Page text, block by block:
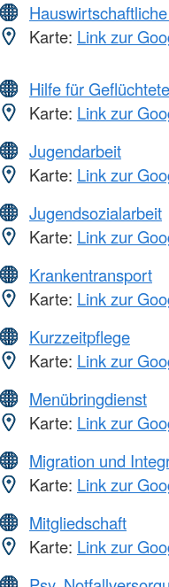
Karte: Link zur
Hilfe für Geflüchtete
Karte: Link zur
Jugendarbeit
Karte: Link zur
Jugendsozialarbeit
Karte: Link zur
Krankentransport
Karte: Link zur
Kurzzeitpflege
Karte: Link zur
Menübringdienst
Karte: Link zur
Migration und
Karte: Link zur
Mitgliedschaft
Karte: Link zur